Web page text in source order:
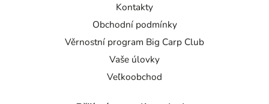
Kontakty
Obchodní podmínky
Věrnostní program Big Carp Club
Vaše úlovky
Veľkoobchod